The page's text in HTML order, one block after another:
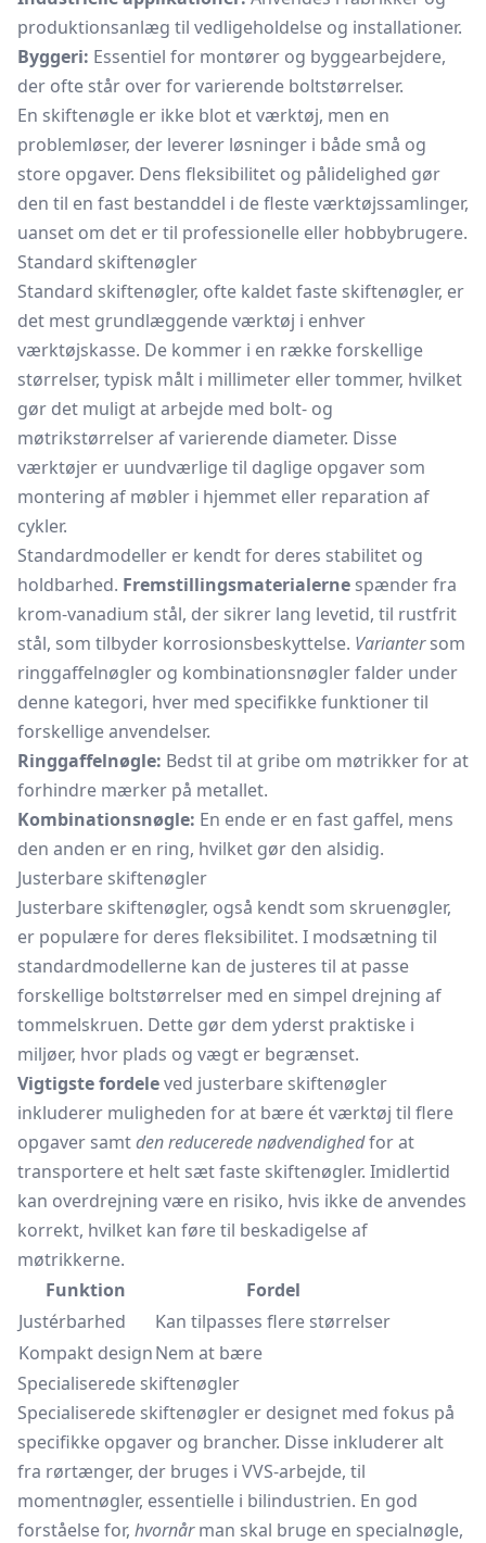
produktionsanlæg til vedligeholdelse og installationer.
Byggeri: Essentiel for montører og byggearbejdere,
der ofte står over for varierende boltstørrelser.
En skiftenøgle er ikke blot et værktøj, men en
problemløser, der leverer løsninger i både små og
store opgaver. Dens fleksibilitet og pålidelighed gør
den til en fast bestanddel i de fleste værktøjssamlinger,
uanset om det er til professionelle eller hobbybrugere.
Standard skiftenøgler
Standard skiftenøgler, ofte kaldet faste skiftenøgler, er
det mest grundlæggende værktøj i enhver
værktøjskasse. De kommer i en række forskellige
størrelser, typisk målt i millimeter eller tommer, hvilket
gør det muligt at arbejde med bolt- og
møtrikstørrelser af varierende diameter. Disse
værktøjer er uundværlige til daglige opgaver som
montering af møbler i hjemmet eller reparation af
cykler.
Standardmodeller er kendt for deres stabilitet og
holdbarhed. Fremstillingsmaterialerne spænder fra
krom-vanadium stål, der sikrer lang levetid, til rustfrit
stål, som tilbyder korrosionsbeskyttelse. Variantersom
ringgaffelnøgler og kombinationsnøgler falder under
denne kategori, hver med specifikke funktioner til
forskellige anvendelser.
Ringgaffelnøgle: Bedst til at gribe om møtrikker for at
forhindre mærker på metallet.
Kombinationsnøgle: En ende er en fast gaffel, mens
den anden er en ring, hvilket gør den alsidig.
Justerbare skiftenøgler
Justerbare skiftenøgler, også kendt som skruenøgler,
er populære for deres fleksibilitet. I modsætning til
standardmodellerne kan de justeres til at passe
forskellige boltstørrelser med en simpel drejning af
tommelskruen. Dette gør dem yderst praktiske i
miljøer, hvor plads og vægt er begrænset.
Vigtigste fordeleved justerbare skiftenøgler
inkluderer muligheden for at bære ét værktøj til flere
opgaver samtden reducerede nødvendighedfor at
transportere et helt sæt faste skiftenøgler. Imidlertid
kan overdrejning være en risiko, hvis ikke de anvendes
korrekt, hvilket kan føre til beskadigelse af
møtrikkerne.
Funktion
Fordel
Justérbarhed
Kan tilpasses flere størrelser
Kompakt designNem at bære
Specialiserede skiftenøgler
Specialiserede skiftenøgler er designet med fokus på
specifikke opgaver og brancher. Disse inkluderer alt
fra rørtænger, der bruges i VVS-arbejde, til
momentnøgler, essentielle i bilindustrien. En god
forståelse for, hvornårman skal bruge en specialnøgle,